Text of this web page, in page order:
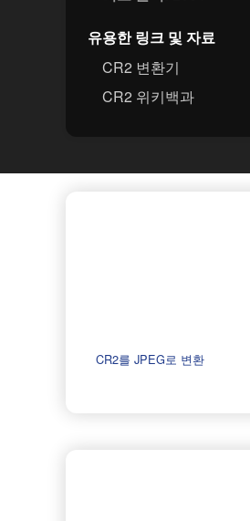
유용한 링크 및 자료
CR2 변환기
CR2 위키백과
CR2를 JPEG로 변환